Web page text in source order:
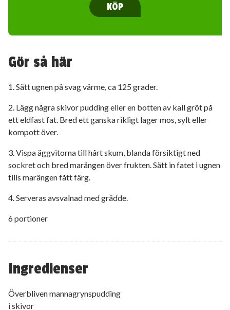
Ingredienser
Överbliven mannagrynspudding
i skivor
KÖP
Gör så här
1. Sätt ugnen på svag värme, ca 125 grader.
2. Lägg några skivor pudding eller en botten av kall gröt på
ett eldfast fat. Bred ett ganska rikligt lager mos, sylt eller
kompott över.
3. Vispa äggvitorna till hårt skum, blanda försiktigt ned
sockret och bred marängen över frukten. Sätt in fatet i ugnen
tills marängen fått färg.
4. Serveras avsvalnad med grädde.
6 portioner